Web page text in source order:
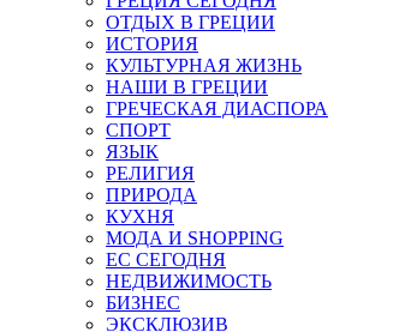
ОТДЫХ В ГРЕЦИИ
ИСТОРИЯ
КУЛЬТУРНАЯ ЖИЗНЬ
НАШИ В ГРЕЦИИ
ГРЕЧЕСКАЯ ДИАСПОРА
СПОРТ
ЯЗЫК
РЕЛИГИЯ
ПРИРОДА
КУХНЯ
МОДА И SHOPPING
ЕС СЕГОДНЯ
НЕДВИЖИМОСТЬ
БИЗНЕС
ЭКСКЛЮЗИВ